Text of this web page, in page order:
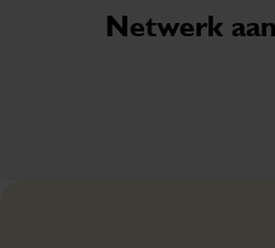
Netwerk